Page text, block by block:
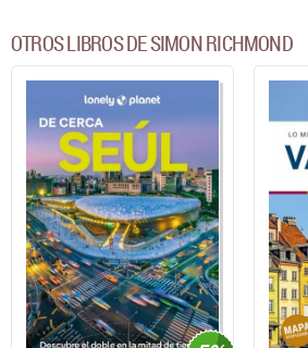
OTROS LIBROS DE SIMON RICHMOND